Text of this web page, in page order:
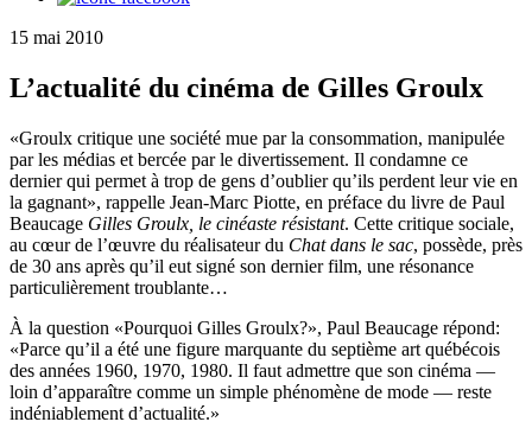
15 mai 2010
L’actualité du cinéma de Gilles Groulx
«Groulx critique une société mue par la consommation, manipulée
par les médias et bercée par le divertissement. Il condamne ce
dernier qui permet à trop de gens d’oublier qu’ils perdent leur vie en
la gagnant», rappelle Jean-Marc Piotte, en préface du livre de Paul
Beaucage Gilles Groulx, le cinéaste résistant. Cette critique sociale,
au cœur de l’œuvre du réalisateur du Chat dans le sac, possède, près
de 30 ans après qu’il eut signé son dernier film, une résonance
particulièrement troublante…
À la question «Pourquoi Gilles Groulx?», Paul Beaucage répond:
«Parce qu’il a été une figure marquante du septième art québécois
des années 1960, 1970, 1980. Il faut admettre que son cinéma —
loin d’apparaître comme un simple phénomène de mode — reste
indéniablement d’actualité.»